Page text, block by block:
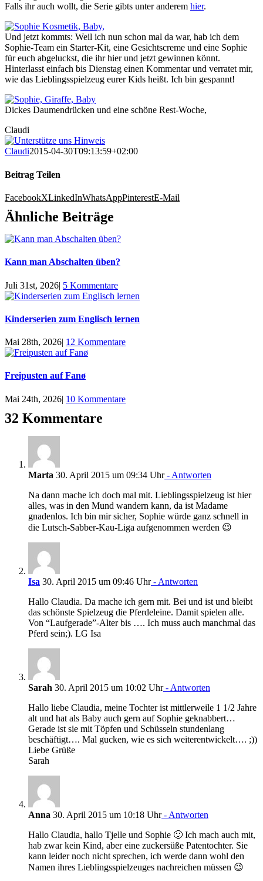
Falls ihr auch wollt, die Serie gibts unter anderem hier.
Und jetzt kommts: Weil ich nun schon mal da war, hab ich dem
Sophie-Team ein Starter-Kit, eine Gesichtscreme und eine Sophie
für euch abgeluckst, die ihr hier und jetzt gewinnen könnt.
Hinterlasst einfach bis Dienstag einen Kommentar und verratet mir,
wie das Lieblingsspielzeug eurer Kids heißt. Ich bin gespannt!
Dickes Daumendrücken und eine schöne Rest-Woche,
Claudi
Claudi2015-04-30T09:13:59+02:00
Beitrag Teilen
FacebookXLinkedInWhatsAppPinterestE-Mail
Ähnliche Beiträge
Kann man Abschalten üben?
Juli 31st, 2026| 5 Kommentare
Kinderserien zum Englisch lernen
Mai 28th, 2026| 12 Kommentare
Freipusten auf Fanø
Mai 24th, 2026| 10 Kommentare
32 Kommentare
Marta 30. April 2015 um 09:34 Uhr- Antworten
Na dann mache ich doch mal mit. Lieblingsspielzeug ist hier
alles, was in den Mund wandern kann, da ist Madame
gnadenlos. Ich bin mir sicher, Sophie würde ganz schnell in
die Lutsch-Sabber-Kau-Liga aufgenommen werden 😉
Isa 30. April 2015 um 09:46 Uhr- Antworten
Hallo Claudia. Da mache ich gern mit. Bei und ist und bleibt
das schönste Spielzeug die Pferdeleine. Damit spielen alle.
Von “Laufgerade”-Alter bis …. Ich muss auch manchmal das
Pferd sein;). LG Isa
Sarah 30. April 2015 um 10:02 Uhr- Antworten
Hallo liebe Claudia, meine Tochter ist mittlerweile 1 1/2 Jahre
alt und hat als Baby auch gern auf Sophie geknabbert…
Gerade ist sie mit Töpfen und Schüsseln stundenlang
beschäftigt…. Mal gucken, wie es sich weiterentwickelt…. ;))
Liebe Grüße
Sarah
Anna 30. April 2015 um 10:18 Uhr- Antworten
Hallo Claudia, hallo Tjelle und Sophie 🙂 Ich mach auch mit,
hab zwar kein Kind, aber eine zuckersüße Patentochter. Sie
kann leider noch nicht sprechen, ich werde dann wohl den
Namen ihres Lieblingsspielzeuges nachreichen müssen 😉